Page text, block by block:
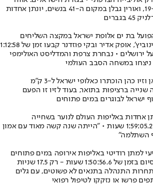
פביאן סיימה במקום ה-19, ואורין גבלן במקום ה-41 בנשים, יונתן אחדות
בת ים אלופת ישראל במקצה השליחים
מאור גורלניק, דניאל רבינוביץ', אופק אדיר ובקי פוזדנר קבעו זמן של 1:12:58
ירושלים • נבחרת צרפת והמדליסט האולימפי
ניצחו במשחה הסבב העולמי
כהן הוכתרו כאלופי ישראל ל-3 ק"מ
שנייה ברציפות בתואר, בעוד לזיו זו הפעם
ישראל לבוגרים במים פתוחים
הישראלי סיים בזמן של 1:59:05.2 שעות • "הייתה שנה קשה מאוד עם אמון
השתלמה"
למתן רודיטי באליפות אירופה במים פתוחים
הישראלי חצה את קו הסיום בזמן של 1:50:56.6 שעות - רק 17.5 שניות
התנהלה בתנאים לא פשוטים, עם גלים
פרשו או נזקקו לטיפול רפואי